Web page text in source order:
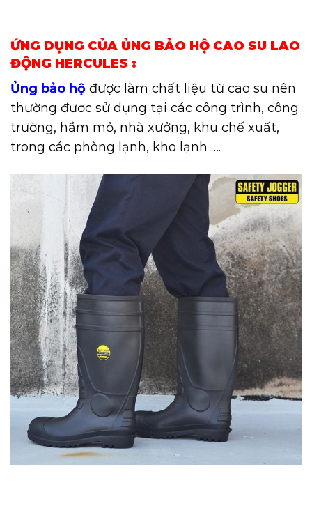
ỨNG DỤNG CỦA ỦNG BẢO HỘ CAO SU LAO
ĐỘNG HERCULES :
Ủng bảo hộ được làm chất liệu từ cao su nên
thường đươc sử dụng tại các công trình, công
trường, hầm mỏ, nhà xưởng, khu chế xuất,
trong các phòng lạnh, kho lạnh ….